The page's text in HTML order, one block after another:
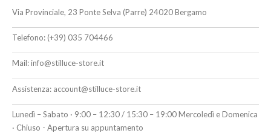
Via Provinciale, 23 Ponte Selva (Parre) 24020 Bergamo
Telefono: (+39) 035 704466
Mail:info@stilluce-store.it
Assistenza: account@stilluce-store.it
Lunedì – Sabato · 9:00 – 12:30 / 15:30 – 19:00 Mercoledì e Domenica
· Chiuso - Apertura su appuntamento